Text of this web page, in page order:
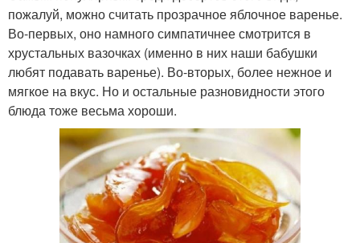
пожалуй, можно считать прозрачное яблочное варенье.
Во-первых, оно намного симпатичнее смотрится в
хрустальных вазочках (именно в них наши бабушки
любят подавать варенье). Во-вторых, более нежное и
мягкое на вкус. Но и остальные разновидности этого
блюда тоже весьма хороши.